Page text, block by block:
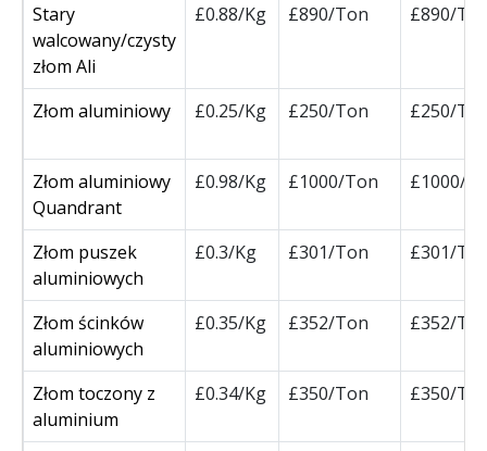
Stary
walcowany/czysty
złom Ali
£0.88/Kg £890/Ton £890/
Złom aluminiowy £0.25/Kg £250/Ton £250/
Złom aluminiowy
Quandrant
£0.98/Kg £1000/Ton £1000/
Złom puszek
aluminiowych
£0.3/Kg £301/Ton £301/
Złom ścinków
aluminiowych
£0.35/Kg £352/Ton £352/
Złom toczony z
aluminium
£0.34/Kg £350/Ton £350/